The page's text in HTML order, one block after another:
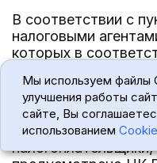
В соответствии с
налоговыми
которых в
перечислению в
Из пункта 2
налоговые агенты
Мы используем файлы
улучшения работы
сайте, Вы
использованием